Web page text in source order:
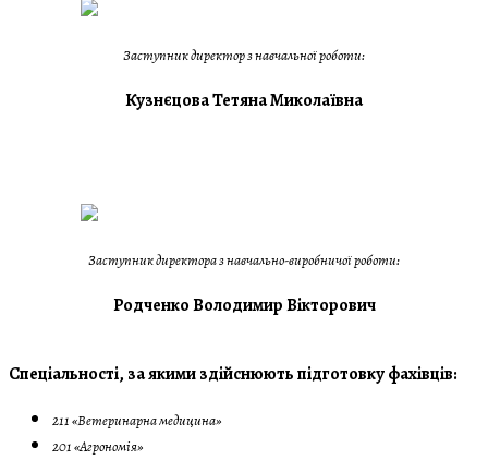
Заступник директор з навчальної роботи:
Кузнєцова Тетяна Миколаївна
Заступник директора з навчально-виробничої роботи:
Родченко Володимир Вікторович
Спеціальності, за якими здійснюють підготовку фахівців:
211 «Ветеринарна медицина»
201 «Агрономія»